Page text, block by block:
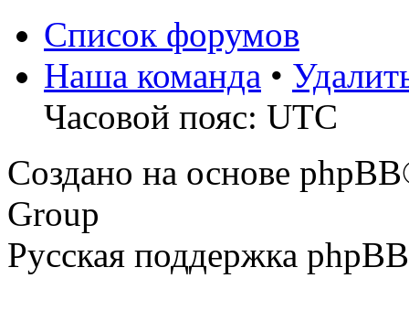
Список форумов
Наша команда •
Часовой пояс: UTC
Создано на основе
Group
Русская поддержка phpBB